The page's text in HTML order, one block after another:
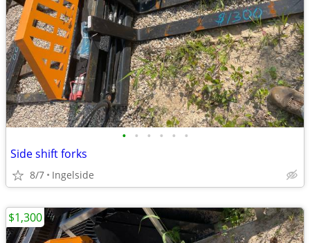
• • • • • •
Side shift forks
8/7 Ingelside
$1,300